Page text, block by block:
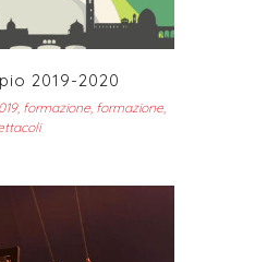
2019-2020
formazione, formazione,